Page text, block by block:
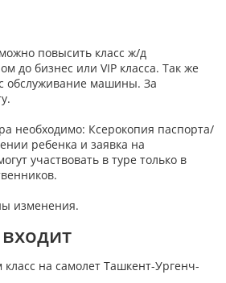
повысить класс ж/д
до бизнес или VIP класса. Так же
обслуживание машины. За
необходимо: Ксерокопия паспорта/
ребенка и заявка на
участвовать в туре только в
изменения.
на самолет Ташкент-Ургенч-